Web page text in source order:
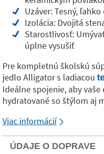
Uzáver: Tesný,
Izolácia: Dvojitá
Starostlivosť:
úplne vysušiť
Pre kompletnú školskú
jedlo Alligator s ladiacou
Ideálne spojenie, aby
hydratované so štýlom aj
Viac informácií
ÚDAJE O DOPRAVE